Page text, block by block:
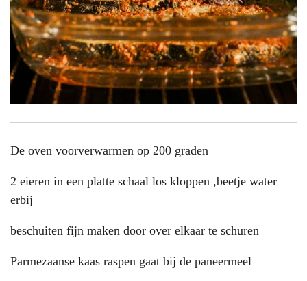
De oven voorverwarmen op 200 graden
2 eieren in een platte schaal los kloppen ,beetje water
erbij
beschuiten fijn maken door over elkaar te schuren
Parmezaanse kaas raspen gaat bij de paneermeel